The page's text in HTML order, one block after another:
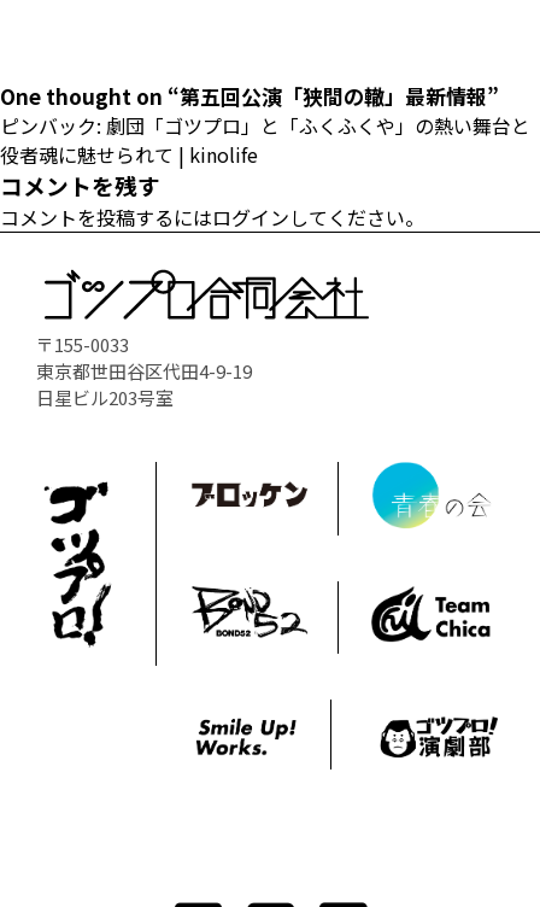
One thought on “第五回公演「狭間の轍」最新情報”
ピンバック: 劇団「ゴツプロ」と「ふくふくや」の熱い舞台と
役者魂に魅せられて | kinolife
コメントを残す
コメントを投稿するにはログインしてください。
〒155-0033
東京都世田谷区代田4-9-19
日星ビル203号室